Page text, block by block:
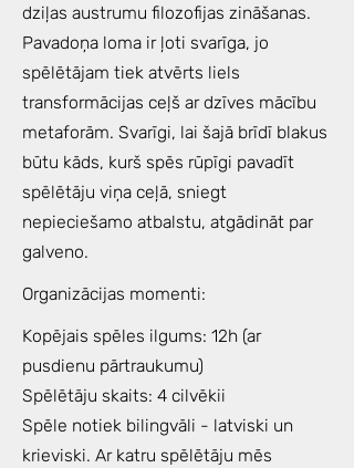
dziļas austrumu filozofijas zināšanas.
Pavadoņa loma ir ļoti svarīga, jo
spēlētājam tiek atvērts liels
transformācijas ceļš ar dzīves mācību
metaforām. Svarīgi, lai šajā brīdī blakus
būtu kāds, kurš spēs rūpīgi pavadīt
spēlētāju viņa ceļā, sniegt
nepieciešamo atbalstu, atgādināt par
galveno.
Organizācijas momenti:
Kopējais spēles ilgums: 12h (ar
pusdienu pārtraukumu)
Spēlētāju skaits: 4 cilvēkii
Spēle notiek bilingvāli - latviski un
krieviski. Ar katru spēlētāju mēs